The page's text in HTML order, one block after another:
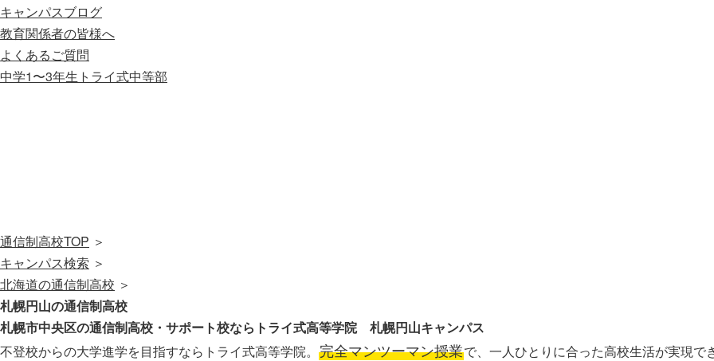
キャンパスブログ
教育関係者の皆様へ
よくあるご質問
中学1〜3年生 トライ式中等部
通信制高校TOP ＞
キャンパス検索 ＞
北海道の通信制高校 ＞
札幌円山の通信制高校
札幌市中央区の通信制高校・サポート校なら トライ式高等学院 札幌円山キャンパス
不登校からの大学進学を目指すならトライ式高等学院。 完全マンツーマン授業で、一人ひとりに合った高校生活が実現で